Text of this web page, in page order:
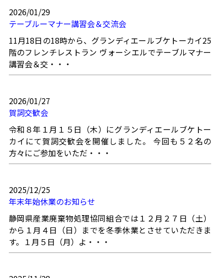
2026/01/29
テーブルーマナー講習会＆交流会
11月18日の18時から、グランディエールブケトーカイ25
階のフレンチレストラン ヴォーシエルでテーブルマナー
講習会＆交・・・
2026/01/27
賀詞交歓会
令和８年１月１５日（木）にグランディエールブケトー
カイにて賀詞交歓会を開催しました。 今回も５２名の
方々にご参加をいただ・・・
2025/12/25
年末年始休業のお知らせ
静岡県産業廃棄物処理協同組合では１２月２７日（土）
から１月４日（日）までを冬季休業とさせていただきま
す。１月５日（月）よ・・・